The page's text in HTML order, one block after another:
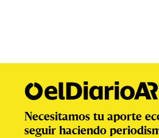
Necesitamos tu aporte
seguir haciendo